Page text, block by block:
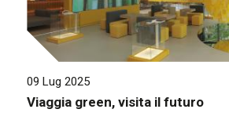
09 Lug 2025
Viaggia green, visita il futuro